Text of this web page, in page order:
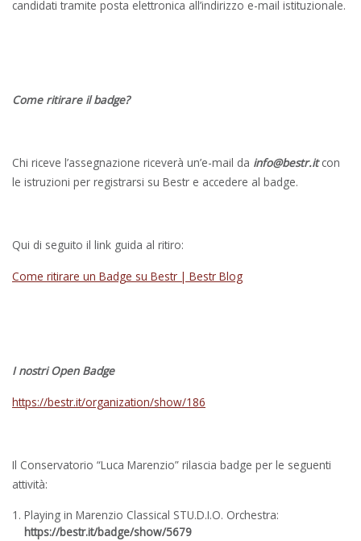
candidati tramite posta elettronica all’indirizzo e-mail istituzionale.
Come ritirare il badge?
Chi riceve l’assegnazione riceverà un’e-mail da info@bestr.itcon
le istruzioni per registrarsi su Bestr e accedere al badge.
Qui di seguito il link guida al ritiro:
Come ritirare un Badge su Bestr | Bestr Blog
I nostri Open Badge
https://bestr.it/organization/show/186
Il Conservatorio “Luca Marenzio” rilascia badge per le seguenti
attività:
Playing in Marenzio Classical STU.D.I.O. Orchestra:
https://bestr.it/badge/show/5679